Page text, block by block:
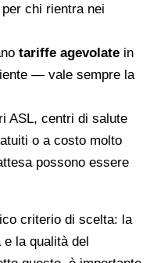
chi rientra nei
tariffe agevolate in
— vale sempre la
ASL, centri di salute
o a costo molto
possono essere
criterio di scelta: la
la qualità del